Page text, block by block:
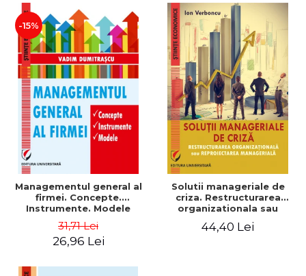
-15%
Managementul general al
firmei. Concepte.
Instrumente. Modele
31,71 Lei
26,96 Lei
Solutii manageriale de
criza. Restructurarea
organizationala sau
44,40 Lei